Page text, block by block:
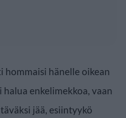
hommaisi hänelle oikean
halua enkelimekkoa, vaan
jää, esiintyykö